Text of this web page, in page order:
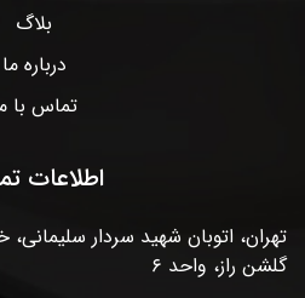
بلاگ
درباره ما
تماس با
اطلاعات
تهران، اتوبان شهید سردار سلیمانی،
گلشن راز، واحد ۶